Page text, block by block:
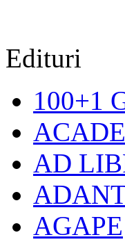
Edituri
100+1
AD
AGAPE